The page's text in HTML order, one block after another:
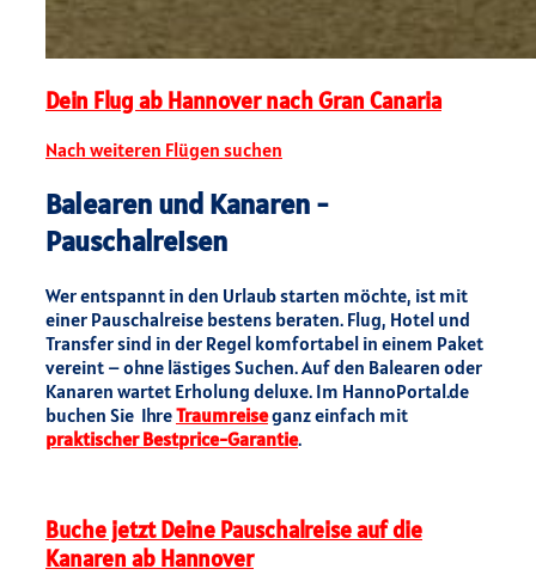
Dein Flug ab Hannover nach Gran Canaria
Nach weiteren Flügen suchen
Balearen und Kanaren -
Pauschalreisen
Wer entspannt in den Urlaub starten möchte, ist mit
einer Pauschalreise bestens beraten. Flug, Hotel und
Transfer sind in der Regel komfortabel in einem Paket
vereint – ohne lästiges Suchen. Auf den Balearen oder
Kanaren wartet Erholung deluxe. Im HannoPortal.de
buchen Sie IhreTraumreiseganz einfach mit
praktischer Bestprice-Garantie.
Buche jetzt Deine Pauschalreise auf die
Kanaren ab Hannover